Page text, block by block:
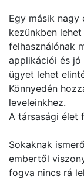
Egy másik nagy
kezünkben
felhasználónak
applikációi és
ügyet lehet
Könnyedén
leveleinkhez.
A társasági élet
Sokaknak
embertől
fogva nincs rá